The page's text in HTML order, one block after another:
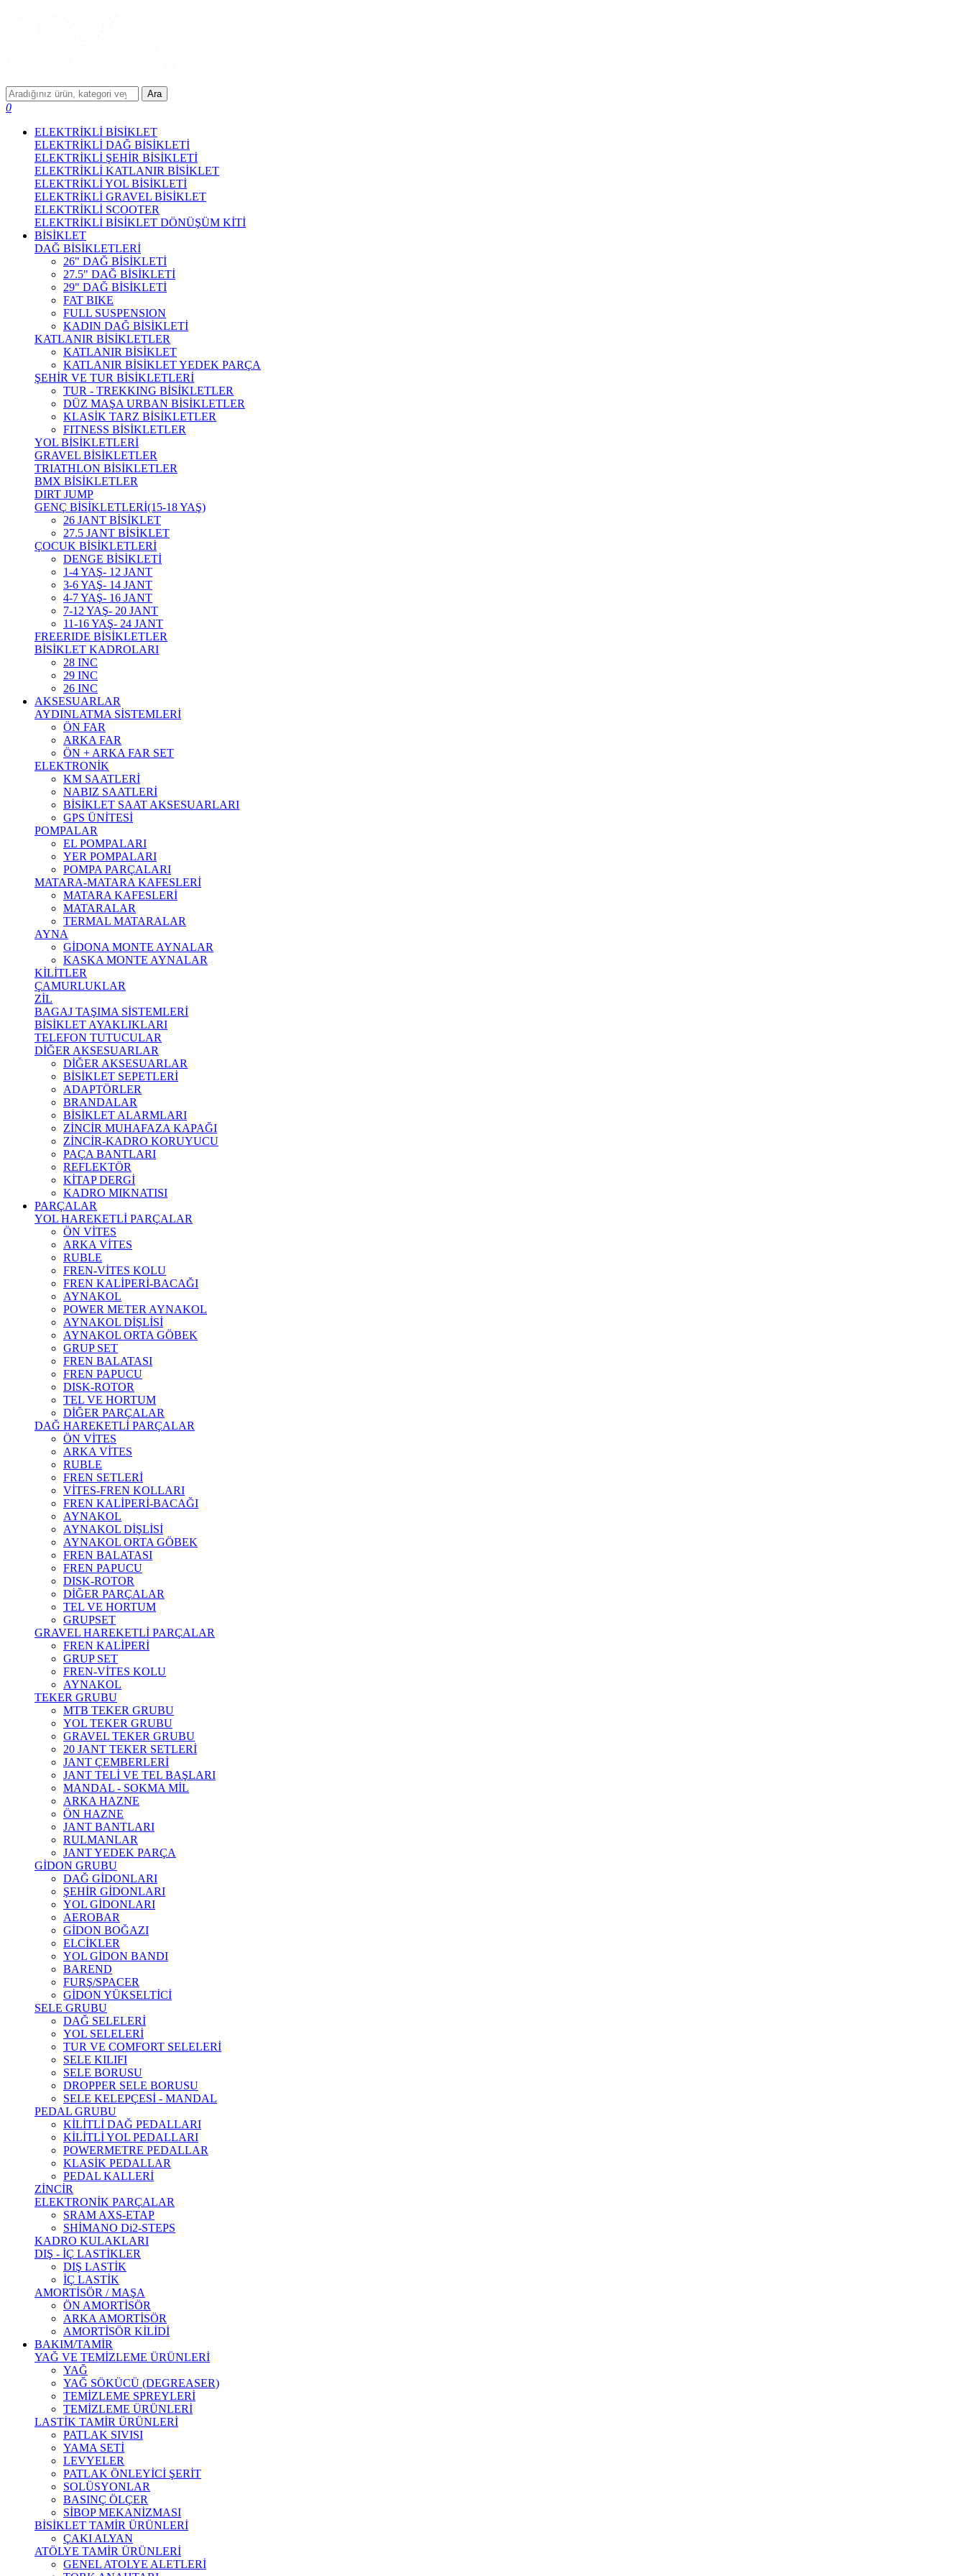
Ara
0
ELEKTRİKLİ BİSİKLET
ELEKTRİKLİ DAĞ BİSİKLETİ
ELEKTRİKLİ ŞEHİR BİSİKLETİ
ELEKTRİKLİ KATLANIR BİSİKLET
ELEKTRİKLİ YOL BİSİKLETİ
ELEKTRİKLİ GRAVEL BİSİKLET
ELEKTRİKLİ SCOOTER
ELEKTRİKLİ BİSİKLET DÖNÜŞÜM KİTİ
BİSİKLET
DAĞ BİSİKLETLERİ
26" DAĞ BİSİKLETİ
27.5" DAĞ BİSİKLETİ
29" DAĞ BİSİKLETİ
FAT BIKE
FULL SUSPENSION
KADIN DAĞ BİSİKLETİ
KATLANIR BİSİKLETLER
KATLANIR BİSİKLET
KATLANIR BİSİKLET YEDEK PARÇA
ŞEHİR VE TUR BİSİKLETLERİ
TUR - TREKKING BİSİKLETLER
DÜZ MAŞA URBAN BİSİKLETLER
KLASİK TARZ BİSİKLETLER
FITNESS BİSİKLETLER
YOL BİSİKLETLERİ
GRAVEL BİSİKLETLER
TRIATHLON BİSİKLETLER
BMX BİSİKLETLER
DIRT JUMP
GENÇ BİSİKLETLERİ(15-18 YAŞ)
26 JANT BİSİKLET
27.5 JANT BİSİKLET
ÇOCUK BİSİKLETLERİ
DENGE BİSİKLETİ
1-4 YAŞ- 12 JANT
3-6 YAŞ- 14 JANT
4-7 YAŞ- 16 JANT
7-12 YAŞ- 20 JANT
11-16 YAŞ- 24 JANT
FREERIDE BİSİKLETLER
BİSİKLET KADROLARI
28 INC
29 INC
26 INC
AKSESUARLAR
AYDINLATMA SİSTEMLERİ
ÖN FAR
ARKA FAR
ÖN + ARKA FAR SET
ELEKTRONİK
KM SAATLERİ
NABIZ SAATLERİ
BİSİKLET SAAT AKSESUARLARI
GPS ÜNİTESİ
POMPALAR
EL POMPALARI
YER POMPALARI
POMPA PARÇALARI
MATARA-MATARA KAFESLERİ
MATARA KAFESLERİ
MATARALAR
TERMAL MATARALAR
AYNA
GİDONA MONTE AYNALAR
KASKA MONTE AYNALAR
KİLİTLER
ÇAMURLUKLAR
ZİL
BAGAJ TAŞIMA SİSTEMLERİ
BİSİKLET AYAKLIKLARI
TELEFON TUTUCULAR
DİĞER AKSESUARLAR
DİĞER AKSESUARLAR
BİSİKLET SEPETLERİ
ADAPTÖRLER
BRANDALAR
BİSİKLET ALARMLARI
ZİNCİR MUHAFAZA KAPAĞI
ZİNCİR-KADRO KORUYUCU
PAÇA BANTLARI
REFLEKTÖR
KİTAP DERGİ
KADRO MIKNATISI
PARÇALAR
YOL HAREKETLİ PARÇALAR
ÖN VİTES
ARKA VİTES
RUBLE
FREN-VİTES KOLU
FREN KALİPERİ-BACAĞI
AYNAKOL
POWER METER AYNAKOL
AYNAKOL DİŞLİSİ
AYNAKOL ORTA GÖBEK
GRUP SET
FREN BALATASI
FREN PAPUCU
DISK-ROTOR
TEL VE HORTUM
DİĞER PARÇALAR
DAĞ HAREKETLİ PARÇALAR
ÖN VİTES
ARKA VİTES
RUBLE
FREN SETLERİ
VİTES-FREN KOLLARI
FREN KALİPERİ-BACAĞI
AYNAKOL
AYNAKOL DİŞLİSİ
AYNAKOL ORTA GÖBEK
FREN BALATASI
FREN PAPUCU
DISK-ROTOR
DİĞER PARÇALAR
TEL VE HORTUM
GRUPSET
GRAVEL HAREKETLİ PARÇALAR
FREN KALİPERİ
GRUP SET
FREN-VİTES KOLU
AYNAKOL
TEKER GRUBU
MTB TEKER GRUBU
YOL TEKER GRUBU
GRAVEL TEKER GRUBU
20 JANT TEKER SETLERİ
JANT ÇEMBERLERİ
JANT TELİ VE TEL BAŞLARI
MANDAL - SOKMA MİL
ARKA HAZNE
ÖN HAZNE
JANT BANTLARI
RULMANLAR
JANT YEDEK PARÇA
GİDON GRUBU
DAĞ GİDONLARI
ŞEHİR GİDONLARI
YOL GİDONLARI
AEROBAR
GİDON BOĞAZI
ELCİKLER
YOL GİDON BANDI
BAREND
FURŞ/SPACER
GİDON YÜKSELTİCİ
SELE GRUBU
DAĞ SELELERİ
YOL SELELERİ
TUR VE COMFORT SELELERİ
SELE KILIFI
SELE BORUSU
DROPPER SELE BORUSU
SELE KELEPÇESİ - MANDAL
PEDAL GRUBU
KİLİTLİ DAĞ PEDALLARI
KİLİTLİ YOL PEDALLARI
POWERMETRE PEDALLAR
KLASİK PEDALLAR
PEDAL KALLERİ
ZİNCİR
ELEKTRONİK PARÇALAR
SRAM AXS-ETAP
SHİMANO Di2-STEPS
KADRO KULAKLARI
DIŞ - İÇ LASTİKLER
DIŞ LASTİK
İÇ LASTİK
AMORTİSÖR / MAŞA
ÖN AMORTİSÖR
ARKA AMORTİSÖR
AMORTİSÖR KİLİDİ
BAKIM/TAMİR
YAĞ VE TEMİZLEME ÜRÜNLERİ
YAĞ
YAĞ SÖKÜCÜ (DEGREASER)
TEMİZLEME SPREYLERİ
TEMİZLEME ÜRÜNLERİ
LASTİK TAMİR ÜRÜNLERİ
PATLAK SIVISI
YAMA SETİ
LEVYELER
PATLAK ÖNLEYİCİ ŞERİT
SOLÜSYONLAR
BASINÇ ÖLÇER
SİBOP MEKANİZMASI
BİSİKLET TAMİR ÜRÜNLERİ
ÇAKI ALYAN
ATÖLYE TAMİR ÜRÜNLERİ
GENEL ATOLYE ALETLERİ